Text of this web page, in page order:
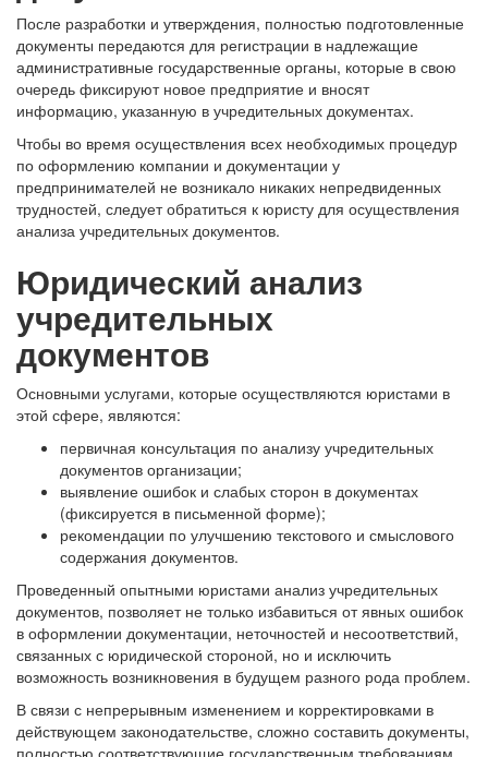
После разработки и утверждения, полностью подготовленные
документы передаются для регистрации в надлежащие
административные государственные органы, которые в свою
очередь фиксируют новое предприятие и вносят
информацию, указанную в учредительных документах.
Чтобы во время осуществления всех необходимых процедур
по оформлению компании и документации у
предпринимателей не возникало никаких непредвиденных
трудностей, следует обратиться к юристу для осуществления
анализа учредительных документов.
Юридический анализ
учредительных
документов
Основными услугами, которые осуществляются юристами в
этой сфере, являются:
первичная консультация по анализу учредительных
документов организации;
выявление ошибок и слабых сторон в документах
(фиксируется в письменной форме);
рекомендации по улучшению текстового и смыслового
содержания документов.
Проведенный опытными юристами анализ учредительных
документов, позволяет не только избавиться от явных ошибок
в оформлении документации, неточностей и несоответствий,
связанных с юридической стороной, но и исключить
возможность возникновения в будущем разного рода проблем.
В связи с непрерывным изменением и корректировками в
действующем законодательстве, сложно составить документы,
полностью соответствующие государственным требованиям.